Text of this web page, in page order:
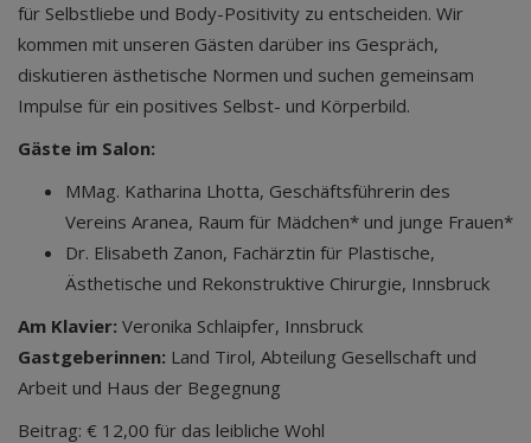
für Selbstliebe und Body-Positivity zu entscheiden. Wir
kommen mit unseren Gästen darüber ins Gespräch,
diskutieren ästhetische Normen und suchen gemeinsam
Impulse für ein positives Selbst- und Körperbild.
Gäste im Salon:
MMag. Katharina Lhotta, Geschäftsführerin des
Vereins Aranea, Raum für Mädchen* und junge Frauen*
Dr. Elisabeth Zanon, Fachärztin für Plastische,
Ästhetische und Rekonstruktive Chirurgie, Innsbruck
Am Klavier: Veronika Schlaipfer, Innsbruck
Gastgeberinnen: Land Tirol, Abteilung Gesellschaft und
Arbeit und Haus der Begegnung
Beitrag: € 12,00 für das leibliche Wohl